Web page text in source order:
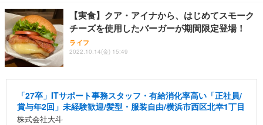
【実食】クア・アイナから、はじめてスモーク
チーズを使用したバーガーが期間限定登場！
ライフ
2022.10.14(金) 15:49
「27卒」ITサポート事務スタッフ・有給消化率高い「正社員/
賞与年2回」未経験歓迎/髪型・服装自由/横浜市西区北幸1丁目
株式会社大斗